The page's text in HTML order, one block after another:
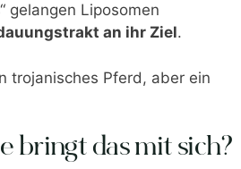
gelangen Liposomen
an ihr Ziel.
trojanisches Pferd, aber ein
bringt das mit sich?